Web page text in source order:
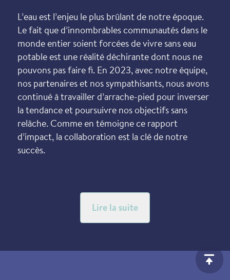
L’eau est l’enjeu le plus brûlant de notre époque.
Le fait que d’innombrables com­munautés dans le
monde entier soient forcées de vivre sans eau
potable est une réalité déchirante dont nous ne
pouvons pas faire fi. En 2023, avec notre équipe,
nos partenaires et nos sympathisants, nous avons
continué à travailler d’arrache-pied pour inverser
la tendance et poursuivre nos objectifs sans
relâche. Comme en témoigne ce rapport
d’impact, la collaboration est la clé de notre
succès.
ouvert des voies potentielles en faveur de l’action
climatique, donnant à nos projets dans le monde
Lazos de Agua – un effort de collaboration entre
Lire la suite